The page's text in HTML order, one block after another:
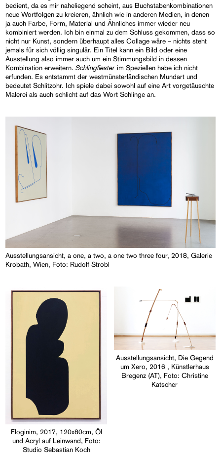
bedient, da es mir naheliegend scheint, aus Buchstabenkombinationen
neue Wortfolgen zu kreieren, ähnlich wie in anderen Medien, in denen
ja auch Farbe, Form, Material und Ähnliches immer wieder neu
kombiniert werden. Ich bin einmal zu dem Schluss gekommen, dass so
nicht nur Kunst, sondern überhaupt alles Collage wäre – nichts steht
jemals für sich völlig singulär. Ein Titel kann ein Bild oder eine
Ausstellung also immer auch um ein Stimmungsbild in dessen
Kombination erweitern.Schlingfiester im Speziellen habe ich nicht
erfunden. Es entstammt der westmünsterländischen Mundart und
bedeutet Schlitzohr. Ich spiele dabei sowohl auf eine Art vorgetäuschte
Malerei als auch schlicht auf das Wort Schlinge an.
Ausstellungsansicht, a one, a two, a one two three four, 2018, Galerie
Krobath, Wien, Foto: Rudolf Strobl
Floginim, 2017, 120x80cm, Öl
und Acryl auf Leinwand, Foto:
Studio Sebastian Koch
Ausstellungsansicht, Die Gegend
um Xero, 2016 , Künstlerhaus
Bregenz (AT), Foto: Christine
Katscher